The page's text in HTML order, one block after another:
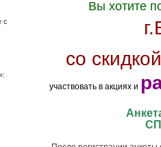
с
Вы хотите
со скидкой
участвовать в акциях и